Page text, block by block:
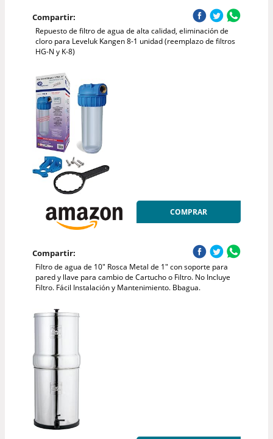
Compartir:
Repuesto de filtro de agua de alta calidad, eliminación de
cloro para Leveluk Kangen 8-1 unidad (reemplazo de filtros
HG-N y K-8)
COMPRAR
Compartir:
Filtro de agua de 10" Rosca Metal de 1" con soporte para
pared y llave para cambio de Cartucho o Filtro. No Incluye
Filtro. Fácil Instalación y Mantenimiento. Bbagua.